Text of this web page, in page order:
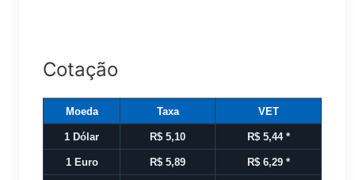
Cotação
Moeda Taxa VET
1 Dólar R$ 5,10 R$ 5,44 *
1 Euro R$ 5,89 R$ 6,29 *